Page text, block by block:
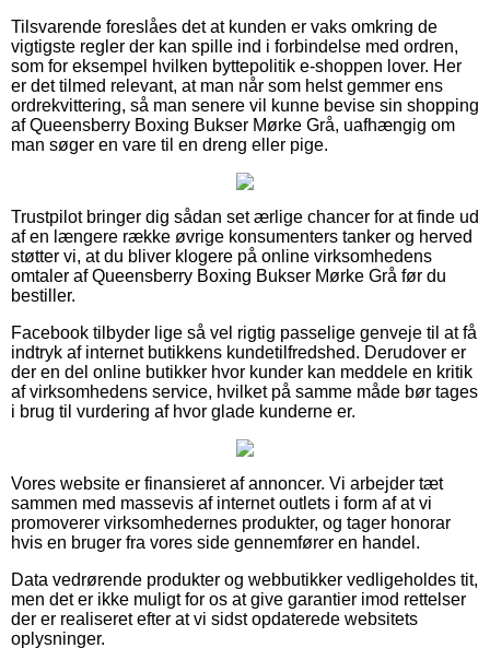
Tilsvarende foreslåes det at kunden er vaks omkring de
vigtigste regler der kan spille ind i forbindelse med ordren,
som for eksempel hvilken byttepolitik e-shoppen lover. Her
er det tilmed relevant, at man når som helst gemmer ens
ordrekvittering, så man senere vil kunne bevise sin shopping
af Queensberry Boxing Bukser Mørke Grå, uafhængig om
man søger en vare til en dreng eller pige.
Trustpilot bringer dig sådan set ærlige chancer for at finde ud
af en længere række øvrige konsumenters tanker og herved
støtter vi, at du bliver klogere på online virksomhedens
omtaler af Queensberry Boxing Bukser Mørke Grå før du
bestiller.
Facebook tilbyder lige så vel rigtig passelige genveje til at få
indtryk af internet butikkens kundetilfredshed. Derudover er
der en del online butikker hvor kunder kan meddele en kritik
af virksomhedens service, hvilket på samme måde bør tages
i brug til vurdering af hvor glade kunderne er.
Vores website er finansieret af annoncer. Vi arbejder tæt
sammen med massevis af internet outlets i form af at vi
promoverer virksomhedernes produkter, og tager honorar
hvis en bruger fra vores side gennemfører en handel.
Data vedrørende produkter og webbutikker vedligeholdes tit,
men det er ikke muligt for os at give garantier imod rettelser
der er realiseret efter at vi sidst opdaterede websitets
oplysninger.